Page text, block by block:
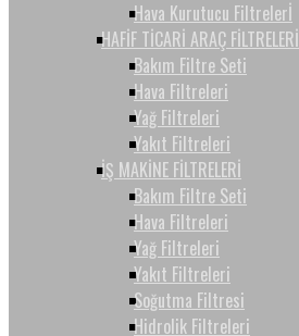
Hava Kurutucu Filtrelerİ
HAFİF TİCARİ ARAÇ FİLTRELERİ
Bakım Filtre Seti
Hava Filtreleri
Yağ Filtreleri
Yakıt Filtreleri
İŞ MAKİNE FİLTRELERİ
Bakım Filtre Seti
Hava Filtreleri
Yağ Filtreleri
Yakıt Filtreleri
Soğutma Filtresi
Hidrolik Filtreleri